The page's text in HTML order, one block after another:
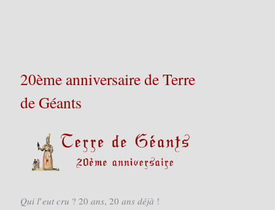
20ème anniversaire de Terre
de Géants
𝑄𝑢𝑖 𝑙’𝑒𝑢𝑡 𝑐𝑟𝑢 ? 20 𝑎𝑛𝑠, 20 𝑎𝑛𝑠 𝑑𝑒́𝑗𝑎̀ !